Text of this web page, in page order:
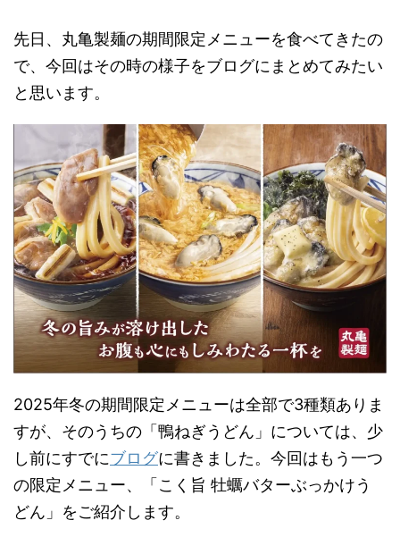
先日、丸亀製麺の期間限定メニューを食べてきたの
で、今回はその時の様子をブログにまとめてみたい
と思います。
2025年冬の期間限定メニューは全部で3種類ありま
すが、そのうちの「鴨ねぎうどん」については、少
し前にすでにブログに書きました。今回はもう一つ
の限定メニュー、「こく旨 牡蠣バターぶっかけう
どん」をご紹介します。